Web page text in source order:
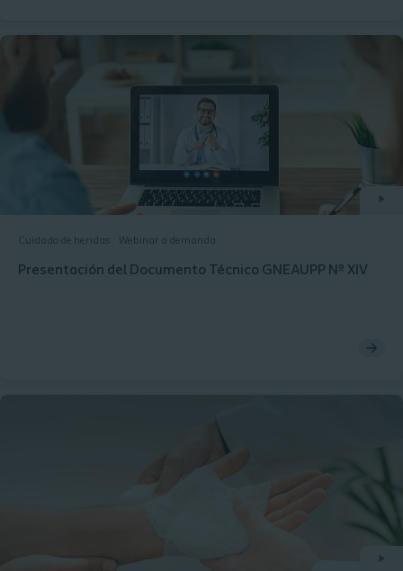
Cuidado de heridas Webinar a demanda
Presentación del Documento Técnico GNEAUPP Nº XIV